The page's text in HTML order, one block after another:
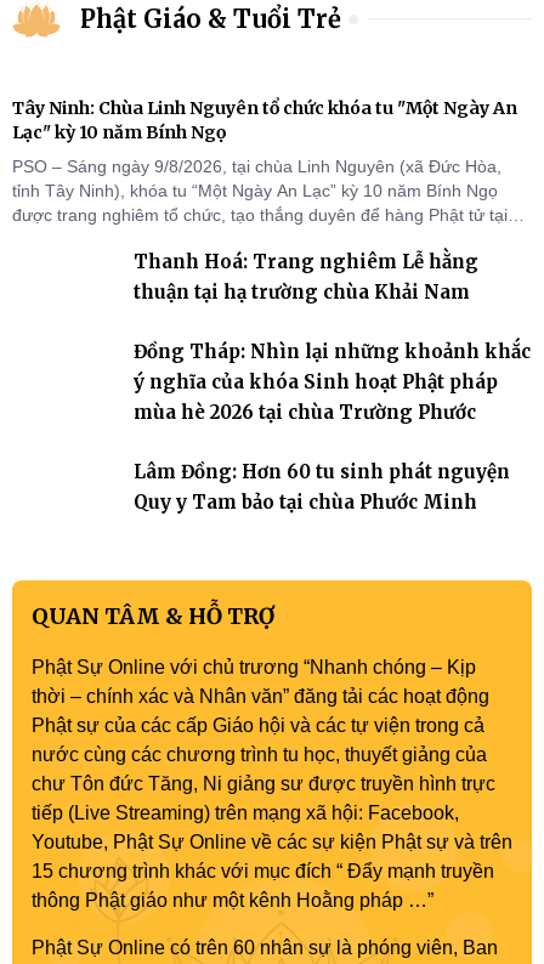
Phật Giáo & Tuổi Trẻ
Tây Ninh: Chùa Linh Nguyên tổ chức khóa tu "Một Ngày An
Lạc" kỳ 10 năm Bính Ngọ
PSO – Sáng ngày 9/8/2026, tại chùa Linh Nguyên (xã Đức Hòa,
tỉnh Tây Ninh), khóa tu “Một Ngày An Lạc” kỳ 10 năm Bính Ngọ
được trang nghiêm tổ chức, tạo thắng duyên để hàng Phật tử tại
Thanh Hoá: Trang nghiêm Lễ hằng
thuận tại hạ trường chùa Khải Nam
Đồng Tháp: Nhìn lại những khoảnh khắc
ý nghĩa của khóa Sinh hoạt Phật pháp
mùa hè 2026 tại chùa Trường Phước
Lâm Đồng: Hơn 60 tu sinh phát nguyện
Quy y Tam bảo tại chùa Phước Minh
QUAN TÂM & HỖ TRỢ
Phật Sự Online với chủ trương “Nhanh chóng – Kịp
thời – chính xác và Nhân văn” đăng tải các hoạt động
Phật sự của các cấp Giáo hội và các tự viện trong cả
nước cùng các chương trình tu học, thuyết giảng của
chư Tôn đức Tăng, Ni giảng sư được truyền hình trực
tiếp (Live Streaming) trên mạng xã hội: Facebook,
Youtube, Phật Sự Online về các sự kiện Phật sự và trên
15 chương trình khác với mục đích “ Đẩy mạnh truyền
thông Phật giáo như một kênh Hoằng pháp …”
Phật Sự Online có trên 60 nhân sự là phóng viên, Ban